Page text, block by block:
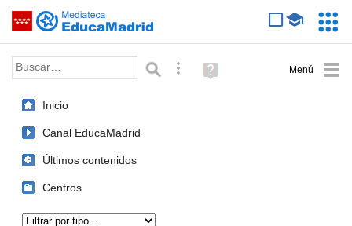
Saltar navegación
Palabra o frase: Búsqueda avanzada
Ayuda
(en
Inicio
Canal EducaMadrid
Últimos contenidos
Centros